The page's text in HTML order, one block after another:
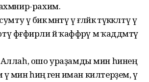
рахим.
үә бикә әәмәнтү үә ғәләйкә тәүәккәлтү үә
фәғфирли йәә ҡаффәәрү мә ҡаддәмтү
ошо ураҙамды мин һинең
үә мин һиңә генә иман килтерҙем, үә